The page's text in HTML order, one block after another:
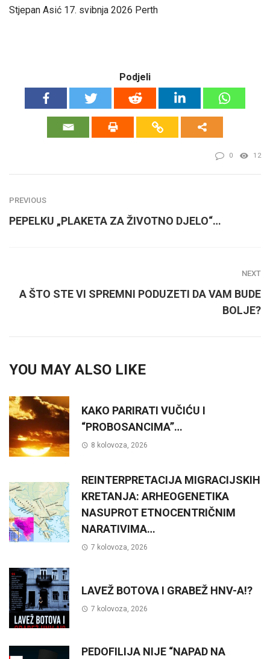
Stjepan Asić 17. svibnja 2026 Perth
Podjeli
0 12
PREVIOUS
PEPELKU „PLAKETA ZA ŽIVOTNO DJELO“…
NEXT
A ŠTO STE VI SPREMNI PODUZETI DA VAM BUDE
BOLJE?
YOU MAY ALSO LIKE
KAKO PARIRATI VUČIĆU I
“PROBOSANCIMA”…
8 kolovoza, 2026
REINTERPRETACIJA MIGRACIJSKIH
KRETANJA: ARHEOGENETIKA
NASUPROT ETNOCENTRIČNIM
NARATIVIMA…
7 kolovoza, 2026
LAVEŽ BOTOVA I GRABEŽ HNV-A!?
7 kolovoza, 2026
PEDOFILIJA NIJE “NAPAD NA